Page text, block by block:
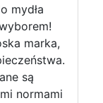
mydła
marka,
są
normami